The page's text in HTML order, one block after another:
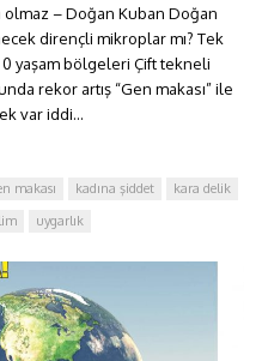
olmaz – Doğan Kuban Doğan
dirençli mikroplar mı? Tek
yaşam bölgeleri Çift tekneli
rekor artış “Gen makası” ile
var iddi...
makası kadına şiddet
kara delik
uygarlık